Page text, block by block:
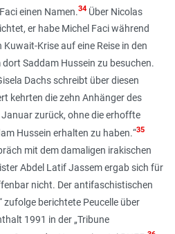
einen Namen.34Über Nicolas
er habe Michel Faci während
Krise auf eine Reise in den
Saddam Hussein zu besuchen.
Dachs schreibt über diesen
kehrten die zehn Anhänger des
zurück, ohne die erhoffte
Hussein erhalten zu haben.“35
mit dem damaligen irakischen
Abdel Latif Jassem ergab sich für
nicht. Der antifaschistischen
zufolge berichtete Peucelle über
1991 in der „Tribune